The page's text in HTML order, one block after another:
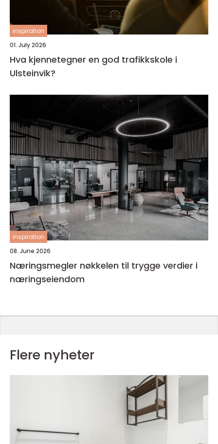
inspiration
01. July 2026
Hva kjennetegner en god trafikkskole i
Ulsteinvik?
inspiration
08. June 2026
Næringsmegler nøkkelen til trygge verdier i
næringseiendom
Flere nyheter